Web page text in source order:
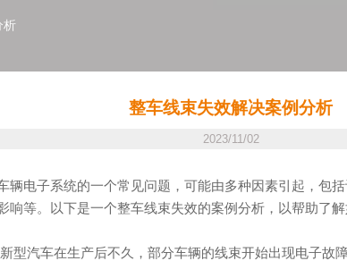
析
整车线束失效解决案例分析
2023/11/02
辆电子系统的一个常见问题，可能由多种因素引起，包
响等。以下是一个整车线束失效的案例分析，以帮助了
型汽车在生产后不久，部分车辆的线束开始出现电子故